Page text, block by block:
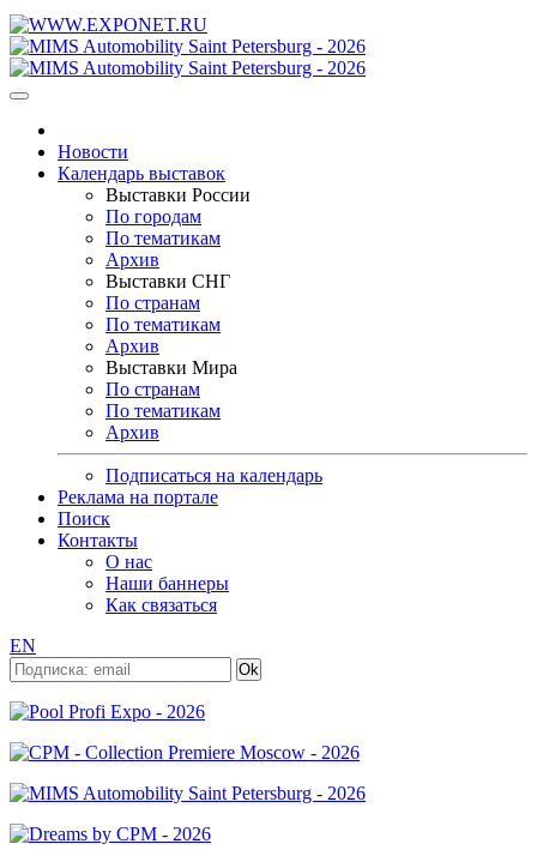
Новости
Календарь выставок
Выставки России
По городам
По тематикам
Архив
Выставки СНГ
По странам
По тематикам
Архив
Выставки Мира
По странам
По тематикам
Архив
Подписаться на календарь
Реклама на портале
Поиск
Контакты
О нас
Наши баннеры
Как связаться
EN